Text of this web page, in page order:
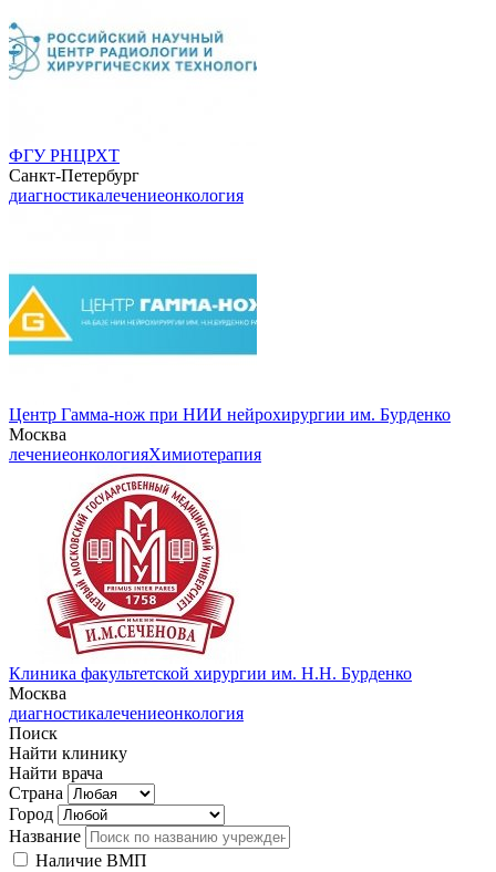
ФГУ РНЦРХТ
Санкт-Петербург
диагностикалечениеонкология
Центр Гамма-нож при НИИ нейрохирургии им. Бурденко
Москва
лечениеонкологияХимиотерапия
Клиника факультетской хирургии им. Н.Н. Бурденко
Москва
диагностикалечениеонкология
Поиск
Найти клинику
Найти врача
Страна
Город
Название
Наличие ВМП